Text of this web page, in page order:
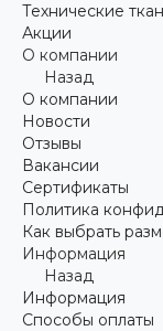
Технические
Акции
О компании
Назад
О компании
Новости
Отзывы
Вакансии
Сертификаты
Политика
Как выбрать
Информация
Назад
Информация
Способы оплаты